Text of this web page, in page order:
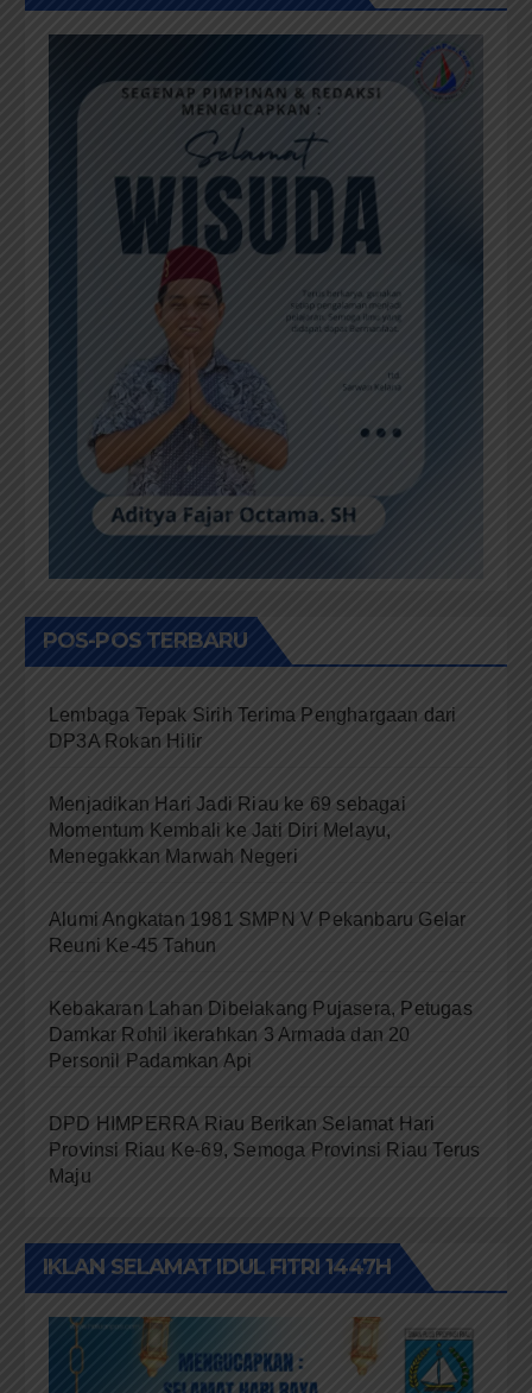
POS-POS TERBARU
Lembaga Tepak Sirih Terima Penghargaan dari
DP3A Rokan Hilir
Menjadikan Hari Jadi Riau ke 69 sebagai
Momentum Kembali ke Jati Diri Melayu,
Menegakkan Marwah Negeri
Alumi Angkatan 1981 SMPN V Pekanbaru Gelar
Reuni Ke-45 Tahun
Kebakaran Lahan Dibelakang Pujasera, Petugas
Damkar Rohil ikerahkan 3 Armada dan 20
Personil Padamkan Api
DPD HIMPERRA Riau Berikan Selamat Hari
Provinsi Riau Ke-69, Semoga Provinsi Riau Terus
Maju
IKLAN SELAMAT IDUL FITRI 1447H